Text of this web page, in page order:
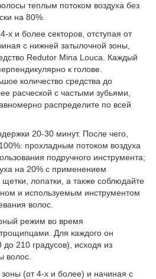
теплым потоком воздуха без
на 80%.
х и более секторов, отступая от
с нижней затылочной зоны,
Redutor Mina Louca. Каждый
к голове.
количество средства до
расческой с частыми зубьями,
распределите по всей
20-30 минут. После чего,
прохладным потоком воздуха
подручного инструмента;
на 20% с применением
лопатки, а также соблюдайте
и используемым инструментом
волос.
режим во время
Для каждого он
210 градусов), исходя из
волос.
(от 4-х и более) и начиная с